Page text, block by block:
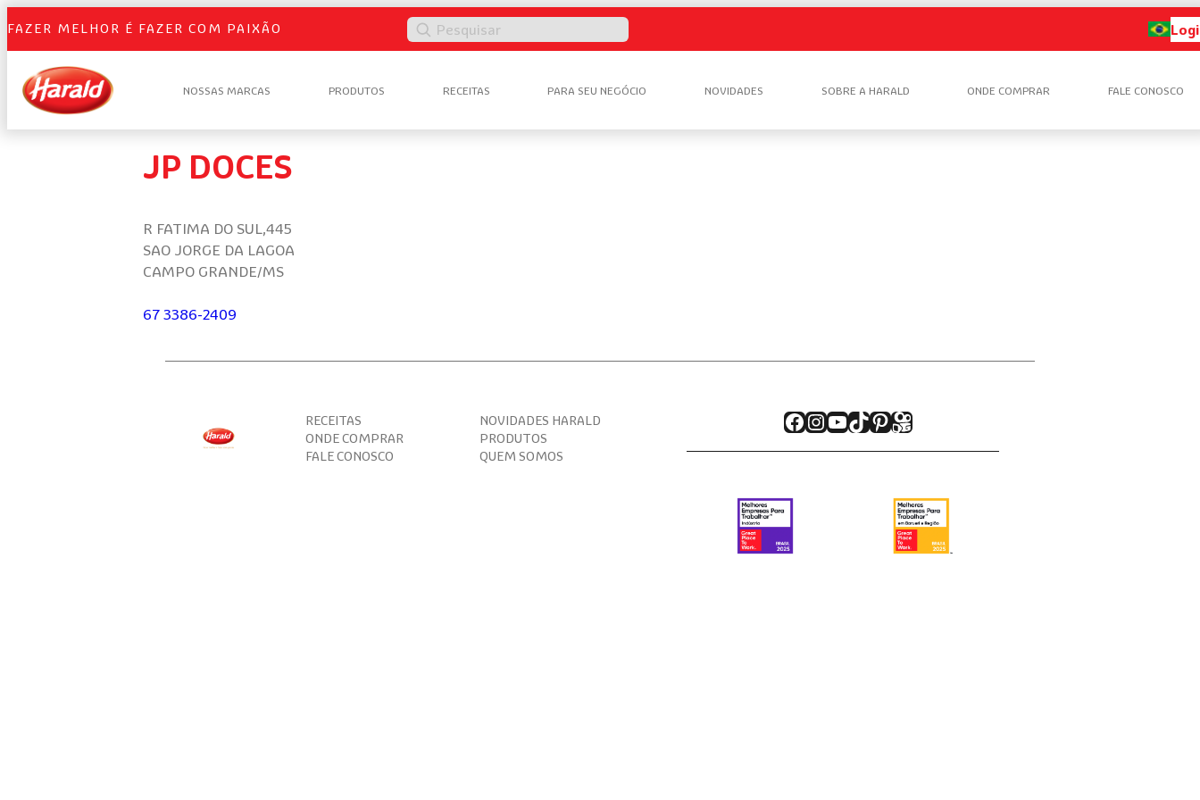
FAZER MELHOR É FAZER COM PAIXÃO Pesquisar
NOSSAS MARCAS PRODUTOS RECEITAS PARA SEU NEGÓCIO NOVIDADES SOBRE A HARALD ONDE COMPRAR FALE CONOSCO
JP DOCES
R FATIMA DO SUL,445
SAO JORGE DA LAGOA
CAMPO GRANDE/MS
67 3386-2409
RECEITAS
NOVIDADES HARALD
ONDE COMPRAR
PRODUTOS
FALE CONOSCO
QUEM SOMOS
Facebook
Instagram
Youtube
TikTok
Pinterest
Kwai